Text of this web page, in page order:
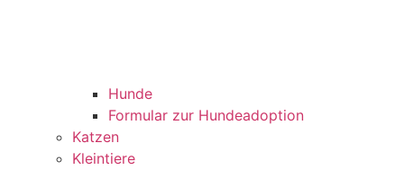
Hunde
Formular zur Hundeadoption
Katzen
Kleintiere